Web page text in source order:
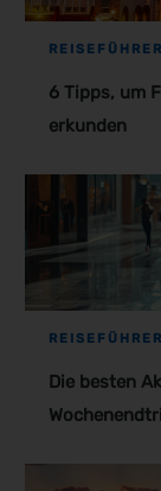
REISEFÜHRER
6 Tipps, um
erkunden
REISEFÜHRER
Die besten